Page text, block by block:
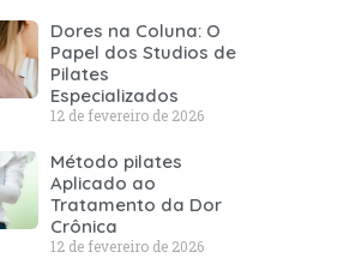
Dores na Coluna: O
Papel dos Studios de
Pilates
Especializados
12 de fevereiro de 2026
Método pilates
Aplicado ao
Tratamento da Dor
Crônica
12 de fevereiro de 2026